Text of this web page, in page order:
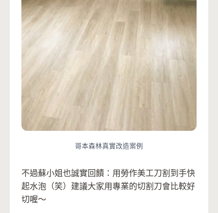
哥本森林真實改造案例
不過蘇小姐也誠實回饋：用勞作美工刀割到手快
起水泡（笑）建議大家用專業的切割刀會比較好
切喔～